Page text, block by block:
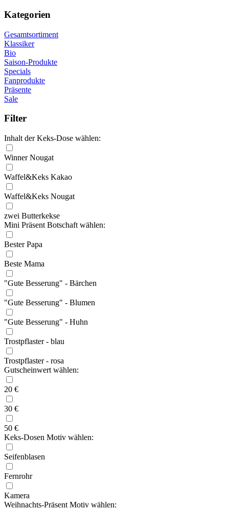
Kategorien
Gesamtsortiment
Klassiker
Bio
Saison-Produkte
Specials
Fanprodukte
Präsente
Sale
Filter
Inhalt der Keks-Dose wählen:
Winner Nougat
Waffel&Keks Kakao
Waffel&Keks Nougat
zwei Butterkekse
Mini Präsent Botschaft wählen:
Bester Papa
Beste Mama
"Gute Besserung" - Bärchen
"Gute Besserung" - Blumen
"Gute Besserung" - Huhn
Trostpflaster - blau
Trostpflaster - rosa
Gutscheinwert wählen:
20 €
30 €
50 €
Keks-Dosen Motiv wählen:
Seifenblasen
Fernrohr
Kamera
Weihnachts-Präsent Motiv wählen: